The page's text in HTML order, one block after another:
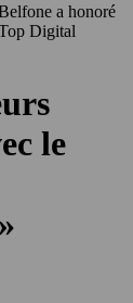
a honoré
Digital
le